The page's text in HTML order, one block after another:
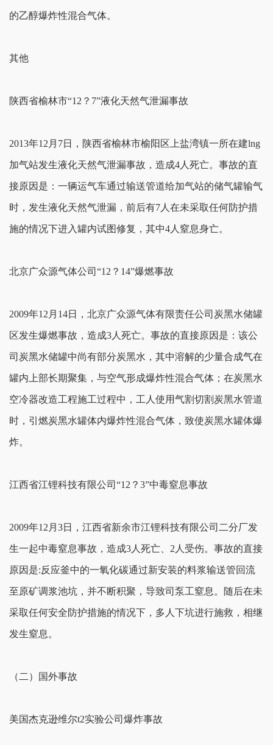
的乙醇爆炸性混合气体。
其他
陕西省榆林市“12？7”液化天然气泄漏事故
2013年12月7日，陕西省榆林市榆阳区上盐湾镇一所在建lng
加气站发生液化天然气泄漏事故，造成4人死亡。事故的直
接原因是：一辆运气车通过输送管道给加气站的储气罐输气
时，发生液化天然气泄漏，前后有7人在未采取任何防护措
施的情况下进入罐内试图修复，其中4人窒息身亡。
北京广众源气体公司“12？14”爆燃事故
2009年12月14日，北京广众源气体有限责任公司炭黑水储罐
区发生爆燃事故，造成3人死亡。事故的直接原因是：该公
司炭黑水储罐中尚有部分炭黑水，其中溶解的少量合成气在
罐内上部长期聚集，与空气形成爆炸性混合气体；在炭黑水
空冷器改造工程施工过程中，工人使用气割切割炭黑水管道
时，引燃炭黑水罐体内爆炸性混合气体，致使炭黑水罐体爆
炸。
江西省江锂科技有限公司“12？3”中毒窒息事故
2009年12月3日，江西省新余市江锂科技有限公司二分厂发
生一起中毒窒息事故，造成3人死亡、2人受伤。事故的直接
原因是:反应釜中的一氧化碳通过新安装的料浆输送管回流
至原矿调浆池坑，并不断积聚，导致司泵工窒息。随后在未
采取任何安全防护措施的情况下，多人下坑进行施救，相继
发生窒息。
（二）国外事故
美国杰克逊维尔t2实验公司爆炸事故